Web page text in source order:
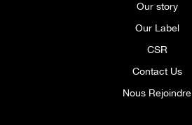
Our story
Our Label
CSR
Contact Us
Nous Rejoindre